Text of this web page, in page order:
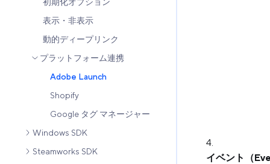
表示・非表示
動的ディープリンク
プラットフォーム連携
Adobe Launch
Shopify
Google タグ マネージャー
Windows SDK
Steamworks SDK
イベント（